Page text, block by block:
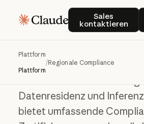
Sales
kontaktieren
Sales
Plattform
Plattform
/Regionale Compliance
Claude sicher
bereitstellen –
überall
Datenresidenz und
bietet umfassende